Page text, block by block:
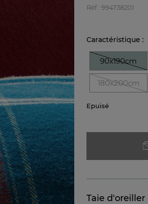
Réf : 994738201
Caractéristique :
90x190cm
180x200cm
Epuisé
Taie d'oreiller